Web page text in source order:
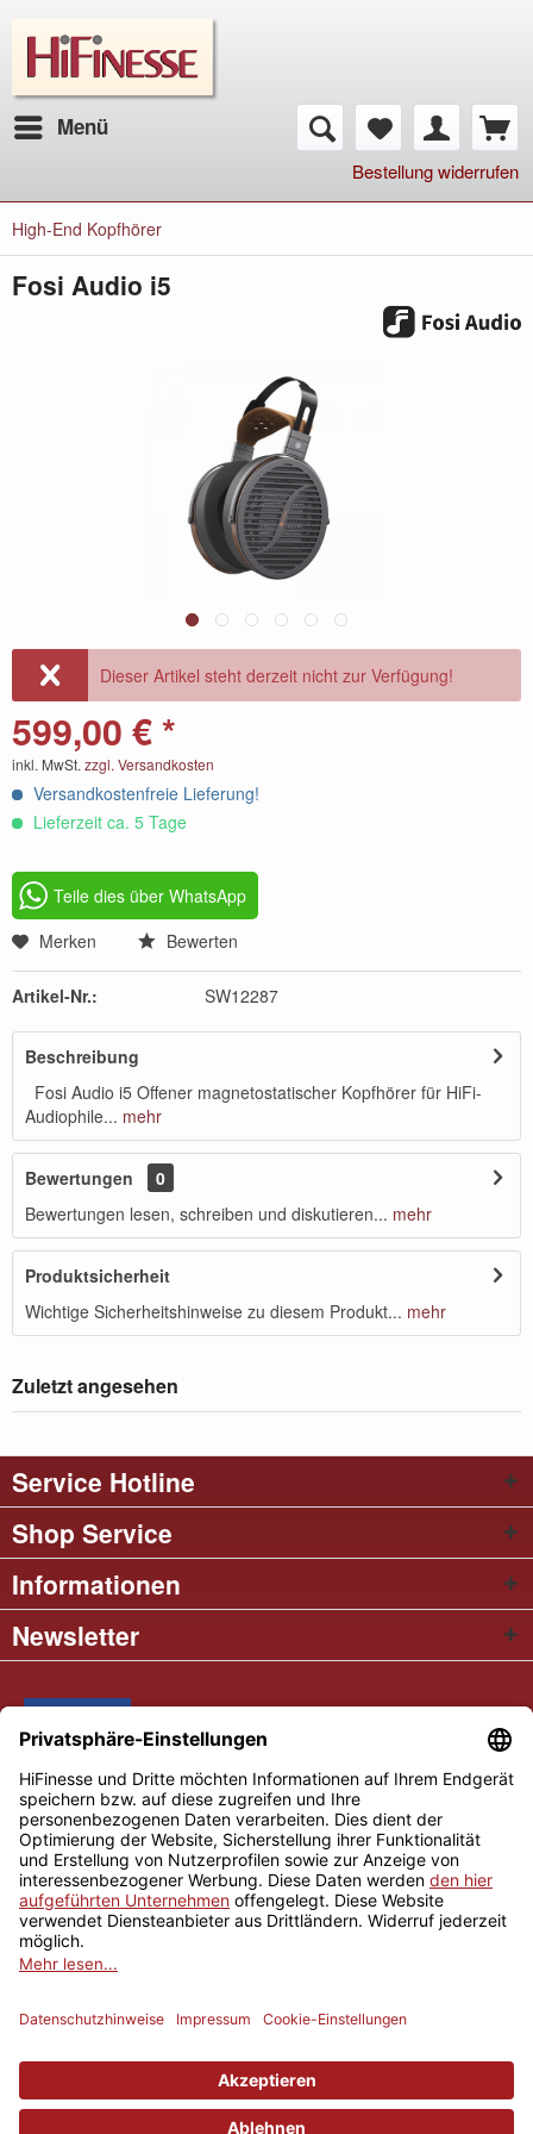
Menü
Bestellung widerrufen
High-End Kopfhörer
Fosi Audio i5
Dieser Artikel steht derzeit nicht zur Verfügung!
599,00 € *
inkl. MwSt. zzgl. Versandkosten
Versandkostenfreie Lieferung!
Lieferzeit ca. 5 Tage
Teile dies über WhatsApp
Merken
Bewerten
Artikel-Nr.: SW12287
Beschreibung
Fosi Audio i5 Offener magnetostatischer Kopfhörer für HiFi-
Audiophile... mehr
Bewertungen
0
Bewertungen lesen, schreiben und diskutieren... mehr
Produktsicherheit
Wichtige Sicherheitshinweise zu diesem Produkt... mehr
Zuletzt angesehen
Service Hotline
Shop Service
Informationen
Newsletter
* Alle Preise inkl. gesetzl. Mehrwertsteuer
Cookie settings Händler-Login
Über uns
Kontakt und Anfahrt
Versand und Zahlungsbedingungen